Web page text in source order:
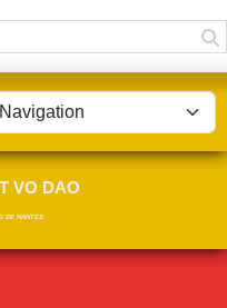
VO DAO
DE NANTES